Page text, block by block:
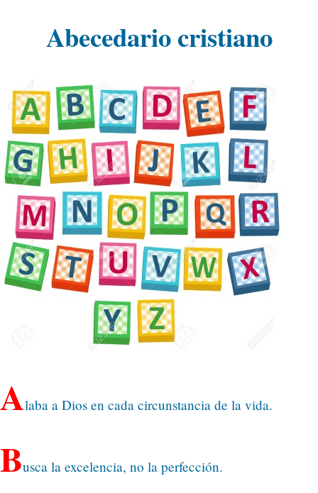
Abecedario cristiano
Alaba a Dios en cada circunstancia de la vida.
Busca la excelencia, no la perfección.